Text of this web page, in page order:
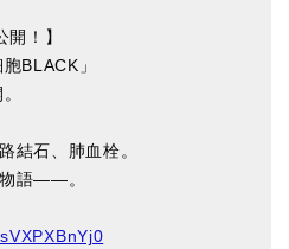
開！】
BLACK」
結石、肺血栓。
語——。